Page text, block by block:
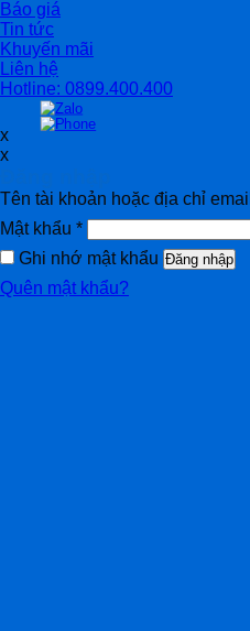
Báo giá
Tin tức
Khuyến mãi
Liên hệ
Hotline: 0899.400.400
x
x
Tên tài khoản hoặc địa chỉ email
Mật khẩu *
Ghi nhớ mật khẩu Đăng nhập
Quên mật khẩu?